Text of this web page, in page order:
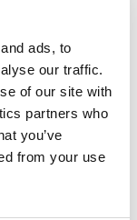
ads, to
our traffic.
of our site with
partners who
you’ve
from your use